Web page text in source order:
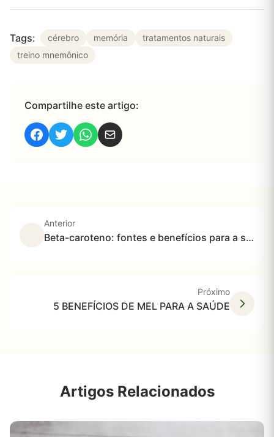
Tags: cérebro memória
tratamentos naturais
treino mnemônico
Compartilhe este artigo:
Anterior
Beta-caroteno: fontes e benefícios para a saúde e usos
Próximo
5 BENEFÍCIOS DE MEL PARA A SAÚDE
Artigos Relacionados